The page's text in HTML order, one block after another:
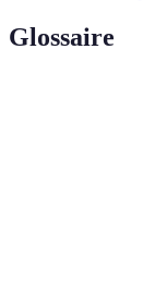
Glossaire